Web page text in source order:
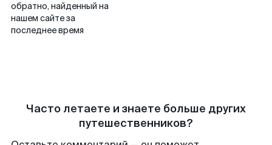
обратно, найденный на
нашем сайте за
последнее время
Часто летаете и знаете больше других
путешественников?